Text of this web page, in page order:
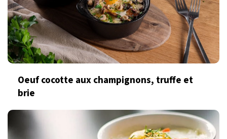
Oeuf cocotte aux champignons, truffe et
brie